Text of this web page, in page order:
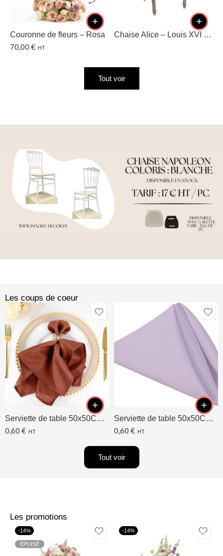
Couronne de fleurs – Rosa
70,00 € HT
Chaise Alice – Louis XVI – Dossier cannage
Tout voir
Les coups de coeur​
Serviette de table 50x50CM Terracotta
0,60 € HT
Serviette de table 50x50CM Lavande/Lilas
0,60 € HT
Tout voir
Les promotions
-14%
ÉPUISÉ
-14%